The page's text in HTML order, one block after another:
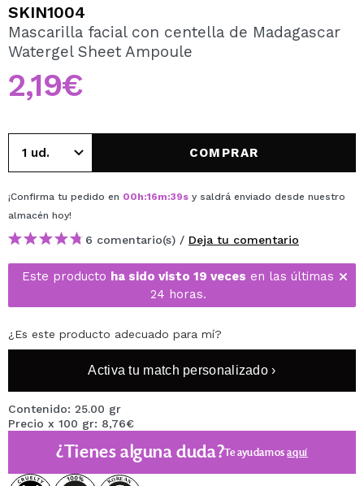
Al crear una cuenta en Maquillalia.com podrás realizar
tus compras rápidamente, revisar el estado de tus
SKIN1004
Mascarilla facial con centella de Madagascar
Watergel Sheet Ampoule
2,19€
COMPRAR
¡Confirma tu pedido en 00h:16m:39s y saldrá enviado desde nuestro
almacén hoy!
6 comentario(s) / Deja tu comentario
Este producto ha sido visto 19 veces en las últimas
24 horas.
¿Es este producto adecuado para mí?
Activa tu match personalizado ›
Contenido: 25.00 gr
Precio x 100 gr: 8,76€
¿Tienes alguna duda?Te ayudamosaquí